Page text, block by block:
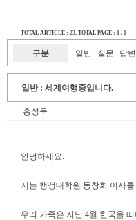
TOTAL ARTICLE : 23, TOTAL PAGE : 1 / 1
구분 일반 질문 답변
일반 : 세계여행중입니다.
홍성욱
안녕하세요.
저는 행정대학원 동창회 이사
우리 가족은 지난 4월 한국을 떠